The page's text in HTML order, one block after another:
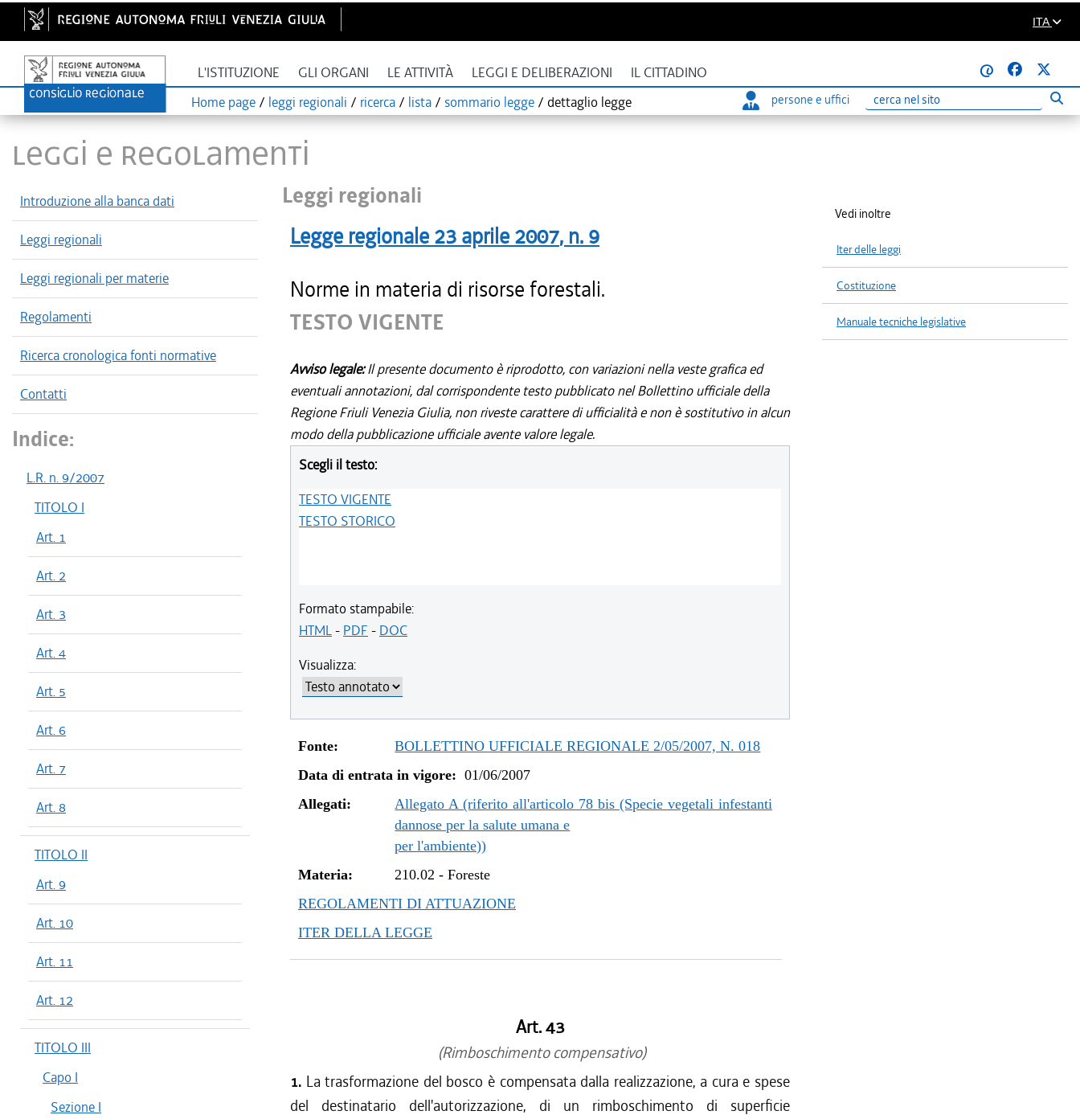
ITA
L'ISTITUZIONE GLI ORGANI LE ATTIVITÀ LEGGI E DELIBERAZIONI IL CITTADINO
@
Home page / leggi regionali / ricerca / lista / sommario legge / dettaglio legge persone e uffici
Ricerca
LEGGI E REGOLAMENTI
Introduzione alla banca dati
Leggi regionali
Leggi regionali per materie
Regolamenti
Ricerca cronologica fonti normative
Contatti
Indice:
L.R. n. 9/2007
TITOLO I
Art. 1
Art. 2
Art. 3
Art. 4
Art. 5
Art. 6
Art. 7
Art. 8
TITOLO II
Art. 9
Art. 10
Art. 11
Art. 12
TITOLO III
Capo I
Sezione I
Leggi regionali
Legge regionale 23 aprile 2007, n. 9
Norme in materia di risorse forestali.
TESTO VIGENTE
Avviso legale:Il presente documento è riprodotto, con variazioni nella veste grafica ed
eventuali annotazioni, dal corrispondente testo pubblicato nel Bollettino ufficiale della
Regione Friuli Venezia Giulia, non riveste carattere di ufficialità e non è sostitutivo in alcun
modo della pubblicazione ufficiale avente valore legale.
Scegli il testo:
TESTO VIGENTE
TESTO STORICO
Formato stampabile:
HTML- PDF - DOC
Visualizza:
Fonte:
BOLLETTINO UFFICIALE REGIONALE 2/05/2007, N. 018
Data di entrata in vigore: 01/06/2007
Allegati:
Allegato A (riferito all'articolo 78 bis (Specie vegetali infestanti
dannose per la salute umana e
per l'ambiente))
Materia:
210.02 -Foreste
REGOLAMENTI DI ATTUAZIONE
ITER DELLA LEGGE
Art. 43
(Rimboschimento compensativo)
1. La trasformazione del bosco è compensata dalla realizzazione, a cura e spese
del destinatario dell'autorizzazione, di un rimboschimento di superficie
Vedi inoltre
Iter delle leggi
Costituzione
Manuale tecniche legislative